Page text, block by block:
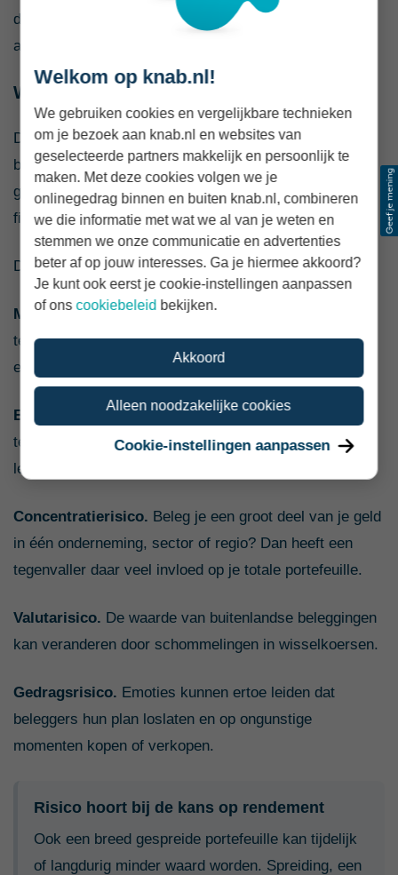
daarom op de totale dienstverlening en kosten, en niet
alleen op historische rendementen.
Welke risico’s heeft beleggen?
De waarde van beleggingen beweegt door onder meer
bedrijfsresultaten, renteontwikkelingen, economische
groei, politieke gebeurtenissen en vraag en aanbod op
financiële markten.
De belangrijkste risico’s zijn:
Marktrisico.Een groot deel van de markt kan
tegelijkertijd dalen, bijvoorbeeld tijdens een
economische terugval.
Bedrijfs- en kredietrisico.Een bedrijf kan
tegenvallende resultaten behalen, failliet gaan of een
lening niet volledig terugbetalen.
Concentratierisico. Beleg je een groot deel van je geld
in één onderneming, sector of regio? Dan heeft een
tegenvaller daar veel invloed op je totale portefeuille.
Valutarisico. De waarde van buitenlandse beleggingen
kan veranderen door schommelingen in wisselkoersen.
Gedragsrisico. Emoties kunnen ertoe leiden dat
beleggers hun plan loslaten en op ongunstige
momenten kopen of verkopen.
Risico hoort bij de kans op rendement
Ook een breed gespreide portefeuille kan tijdelijk
of langdurig minder waard worden. Spreiding, een
Welkom op knab.nl!
We gebruiken cookies en vergelijkbare technieken
om je bezoek aan knab.nl en websites van
geselecteerde partners makkelijk en persoonlijk te
maken. Met deze cookies volgen we je
onlinegedrag binnen en buiten knab.nl, combineren
we die informatie met wat we al van je weten en
stemmen we onze communicatie en advertenties
beter af op jouw interesses. Ga je hiermee akkoord?
Je kunt ook eerst je cookie-instellingen aanpassen
of onscookiebeleid bekijken.
Akkoord
Alleen noodzakelijke cookies
Cookie-instellingen aanpassen